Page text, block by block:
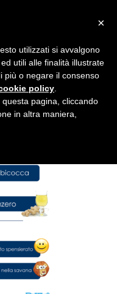
×
utilizzati si avvalgono
utili alle finalità illustrate
più o negare il consenso
policy
pagina, cliccando
in altra maniera,